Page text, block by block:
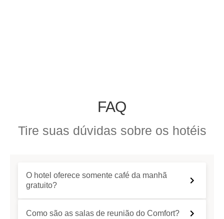
FAQ
Tire suas dúvidas sobre os hotéis
O hotel oferece somente café da manhã
gratuito?
Como são as salas de reunião do Comfort?